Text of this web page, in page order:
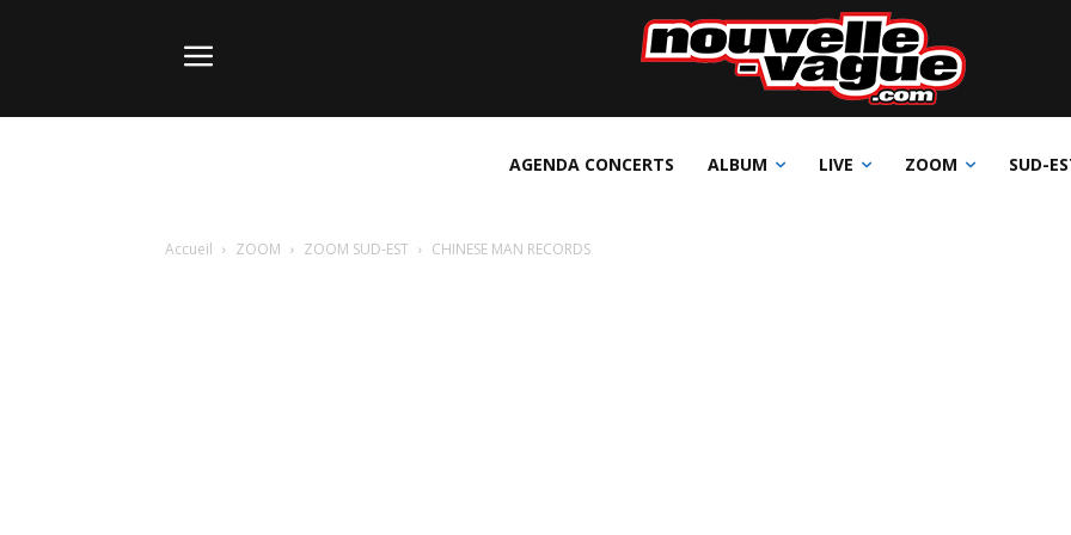
AGENDA CONCERTS ALBUM LIVE ZOOM SUD-
Accueil ZOOM ZOOM SUD-EST CHINESE MAN RECORDS